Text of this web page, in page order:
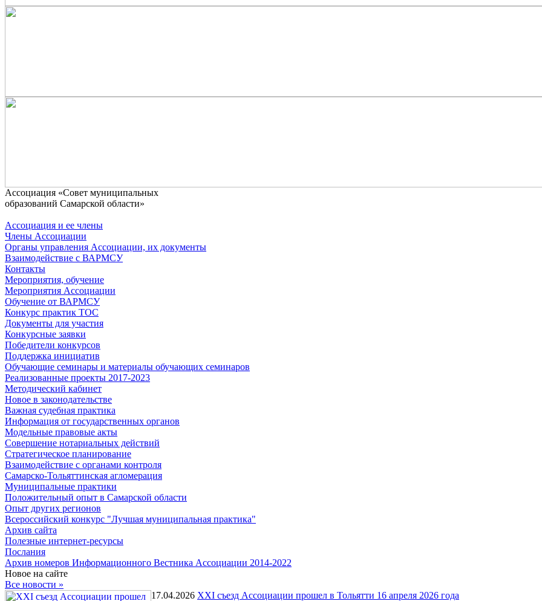
Ассоциaция «Совет муниципальных
образований Самарской области»
Ассоциация и ее члены
Члены Ассоциации
Органы управления Ассоциации, их документы
Взаимодействие c ВАРМСУ
Контакты
Мероприятия, обучение
Мероприятия Ассоциации
Обучение от ВАРМСУ
Конкурс практик ТОС
Документы для участия
Конкурсные заявки
Победители конкурсов
Поддержка инициатив
Обучающие семинары и материалы обучающих семинаров
Реализованные проекты 2017-2023
Методический кабинет
Новое в законодательстве
Важная судебная практика
Информация от государственных органов
Модельные правовые акты
Совершение нотариальных действий
Стратегическое планирование
Взаимодействие с органами контроля
Самарско-Тольяттинская агломерация
Муниципальные практики
Положительный опыт в Самарской области
Опыт других регионов
Всероссийский конкурс "Лучшая муниципальная практика"
Архив сайта
Полезные интернет-ресурсы
Послания
Архив номеров Информационного Вестника Ассоциации 2014-2022
Новое на сайте
Все новости »
17.04.2026 XXI съезд Ассоциации прошел в Тольятти 16 апреля 2026 года